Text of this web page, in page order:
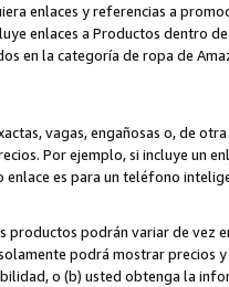
enlaces y referencias a
enlaces a Productos dentro
en la categoría de ropa de
vagas, engañosas o, de
Por ejemplo, si incluye un
enlace es para un teléfono
productos podrán variar de vez
podrá mostrar
o (b) usted obtenga la